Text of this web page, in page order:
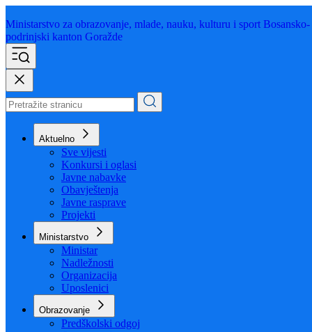
Ministarstvo za obrazovanje,
podrinjski kanton Goražde
Aktuelno
Sve vijesti
Konkursi i oglasi
Javne nabavke
Obavještenja
Javne rasprave
Projekti
Ministarstvo
Ministar
Nadležnosti
Organizacija
Uposlenici